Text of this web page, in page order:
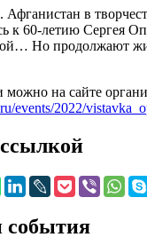
в
к 60-летию Сергея
Но продолжают
можно на сайте
events/2022/
события